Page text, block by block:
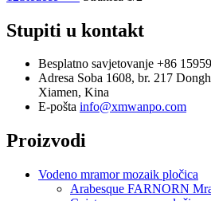
Stupiti u kontakt
Besplatno savjetovanje +86
Adresa Soba 1608, br. 217
Xiamen, Kina
E-pošta info@xmwanpo.com
Proizvodi
Vodeno mramor mozaik pločica
Arabesque FARNORN